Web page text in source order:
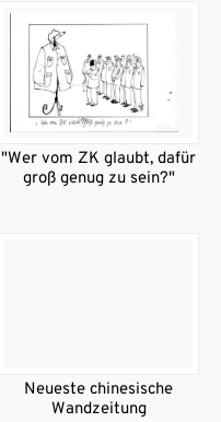
"Wer vom ZK glaubt, dafür
groß genug zu sein?"
Neueste chinesische
Wandzeitung